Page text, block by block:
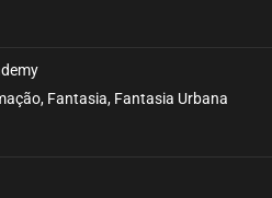
Fantasia, Fantasia Urbana